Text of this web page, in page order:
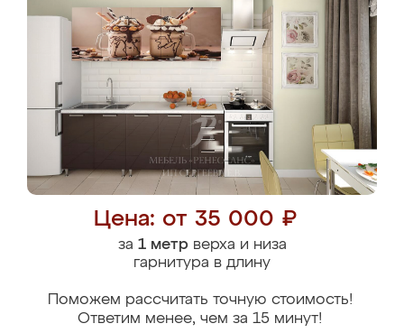
Цена: от 35 000 ₽
за 1 метрверха и низа
гарнитура в длину
Поможем рассчитать точную стоимость!
Ответим менее, чем за 15 минут!